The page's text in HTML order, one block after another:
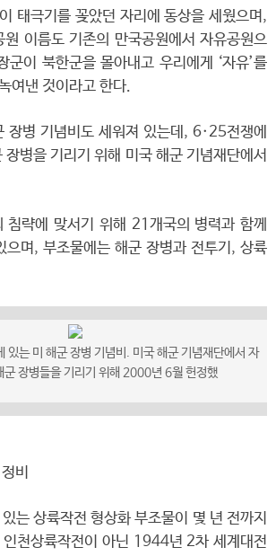
태극기를 꽂았던 자리에 동상을 세웠으며,
이름도 기존의 만국공원에서 자유공원으
군이 북한군을 몰아내고 우리에게 ‘자유’를
여낸 것이라고 한다.
장병 기념비도 세워져 있는데, 6·25전쟁에
병을 기리기 위해 미국 해군 기념재단에서
침략에 맞서기 위해 21개국의 병력과 함께
으며, 부조물에는 해군 장병과 전투기, 상륙
있는 미 해군 장병 기념비. 미국 해군 기념재단에서 자
군 장병들을 기리기 위해 2000년 6월 헌정했
비
는 상륙작전 형상화 부조물이 몇 년 전까지
천상륙작전이 아닌 1944년 2차 세계대전